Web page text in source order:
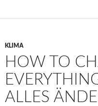
KLIMA
HOW TO
ALLES